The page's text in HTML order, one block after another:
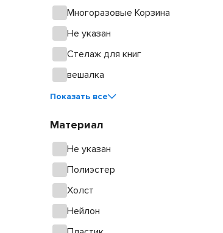
Многоразовые Корзина
Не указан
Стелаж для книг
вешалка
Показать все
Материал
Не указан
Полиэстер
Холст
Нейлон